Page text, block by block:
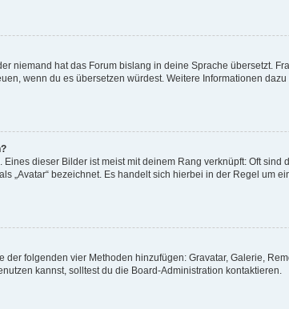
niemand hat das Forum bislang in deine Sprache übersetzt.
wenn du es übersetzen würdest. Weitere Informationen
dieser Bilder ist meist mit deinem Rang verknüpft: Oft
„Avatar“ bezeichnet. Es handelt sich hierbei in der Regel um
folgenden vier Methoden hinzufügen: Gravatar, Galerie,
kannst, solltest du die Board-Administration kontaktieren.